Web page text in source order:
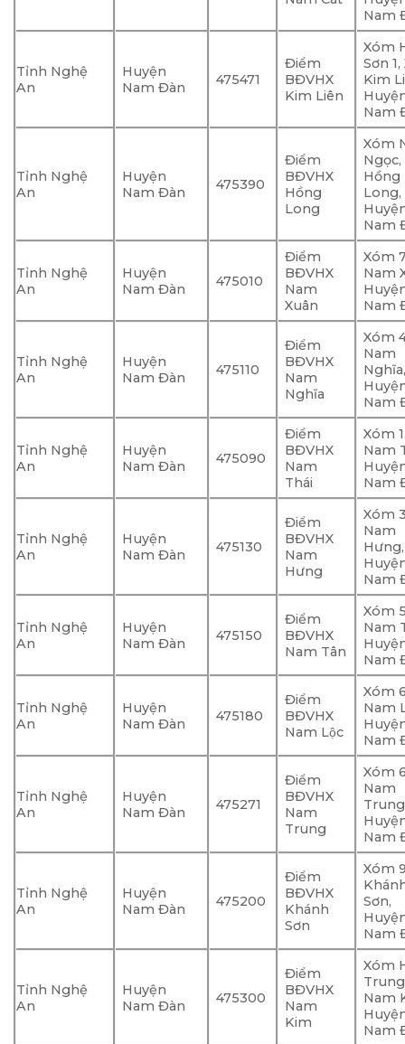
Nam
Tỉnh Nghệ
An
Huyện
Nam Đàn
475471
Điểm
BĐVHX
Kim Liên
Xóm
Sơn 1,
Kim
Nam
Tỉnh Nghệ
An
Huyện
Nam Đàn
475390
Điểm
BĐVHX
Hồng
Long
Xóm
Ngọc,
Hồng
Long,
Nam
Tỉnh Nghệ
An
Huyện
Nam Đàn
475010
Điểm
BĐVHX
Nam
Xuân
Xóm
Nam
Nam
Tỉnh Nghệ
An
Huyện
Nam Đàn
475110
Điểm
BĐVHX
Nam
Nghĩa
Xóm
Nam
Nam
Tỉnh Nghệ
An
Huyện
Nam Đàn
475090
Điểm
BĐVHX
Nam
Thái
Xóm
Nam
Nam
Tỉnh Nghệ
An
Huyện
Nam Đàn
475130
Điểm
BĐVHX
Nam
Hưng
Xóm
Nam
Hưng,
Nam
Tỉnh Nghệ
An
Huyện
Nam Đàn
475150
Điểm
BĐVHX
Nam Tân
Xóm
Nam
Nam
Tỉnh Nghệ
An
Huyện
Nam Đàn
475180
Điểm
BĐVHX
Nam Lộc
Xóm
Nam
Nam
Tỉnh Nghệ
An
Huyện
Nam Đàn
475271
Điểm
BĐVHX
Nam
Trung
Xóm
Nam
Nam
Tỉnh Nghệ
An
Huyện
Nam Đàn
475200
Điểm
BĐVHX
Khánh
Sơn
Xóm
Sơn,
Nam
Tỉnh Nghệ
An
Huyện
Nam Đàn
475300
Điểm
BĐVHX
Nam
Kim
Xóm
Nam
Nam